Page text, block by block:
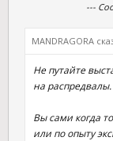
---
MANDRAGORA
Не путайте
на распредвалы.
Вы сами когда
или по опыту